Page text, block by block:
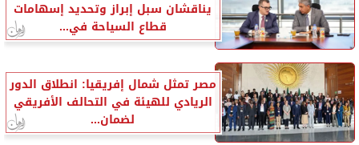
يناقشان سبل إبراز وتحديد إسهامات
قطاع السياحة في...
مصر تمثل شمال إفريقيا: انطلاق الدور
الريادي للهيئة في التحالف الأفريقي
لضمان...